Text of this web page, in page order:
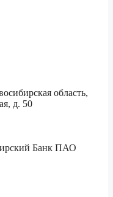
область,
д. 50
Банк ПАО